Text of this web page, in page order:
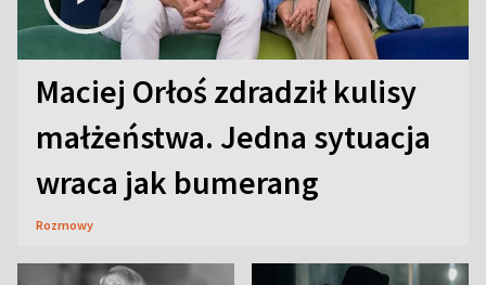
Maciej Orłoś zdradził kulisy
małżeństwa. Jedna sytuacja
wraca jak bumerang
Rozmowy